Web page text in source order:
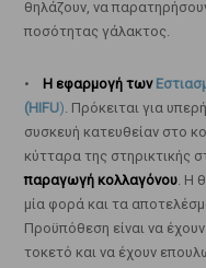
θηλάζουν, να
ποσότητας γάλακτος.
• Η εφαρμογή των
(HIFU). Πρόκειται για
συσκευή κατευθείαν στο
κύτταρα της στηρικτικής
παραγωγή κολλαγόνου. Η
μία φορά και τα
Προϋπόθεση είναι να
τοκετό και να έχουν